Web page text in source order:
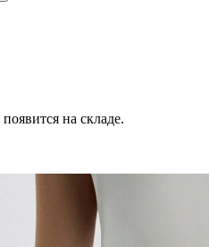
на складе.